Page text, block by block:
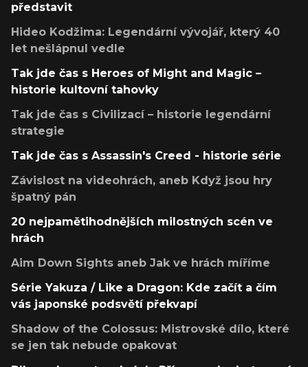
představit
Hideo Kodžima: Legendární vývojář, který 40
let nešlápnul vedle
Tak jde čas s Heroes of Might and Magic –
historie kultovní tahovky
Tak jde čas s Civilizací – historie legendární
strategie
Tak jde čas s Assassin's Creed - historie série
Závislost na videohrách, aneb Když jsou hry
špatný pán
20 nejpamětihodnějších milostných scén ve
hrách
Aim Down Sights aneb Jak ve hrách míříme
Série Yakuza / Like a Dragon: Kde začít a čím
vás japonské podsvětí překvapí
Shadow of the Colossus: Mistrovské dílo, které
se jen tak nebude opakovat